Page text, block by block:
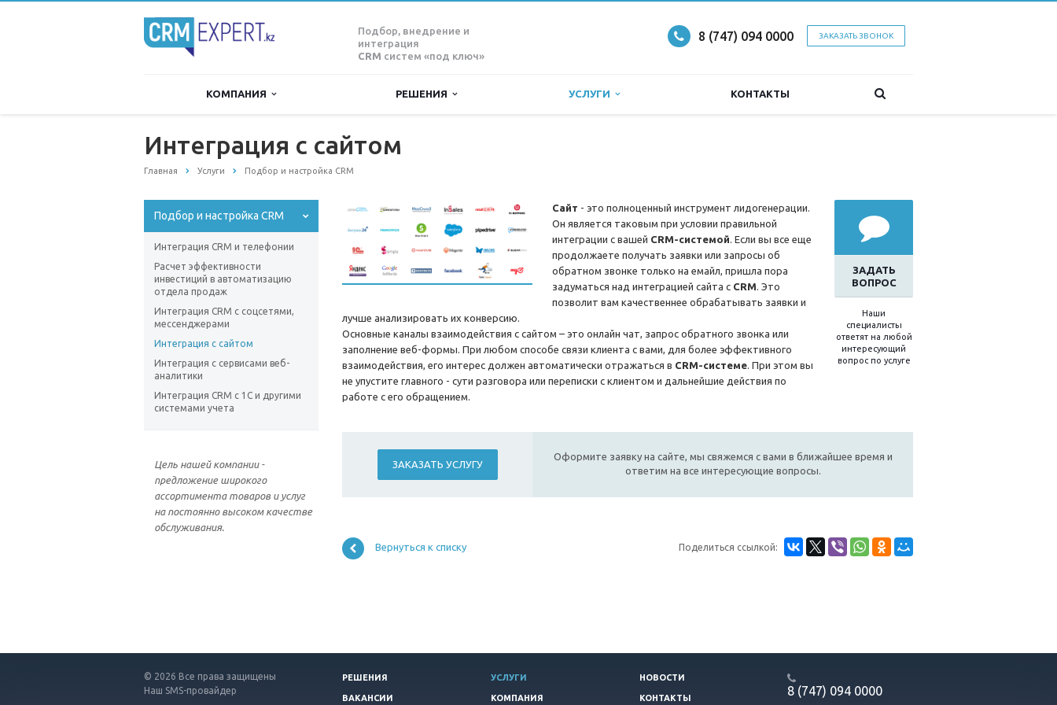
Подбор, внедрение и
интеграция
CRM систем «под ключ»
ЗАКАЗАТЬ ЗВОНОК
8 (747) 094 0000
КОМПАНИЯ РЕШЕНИЯ УСЛУГИ КОНТАКТЫ
Интеграция с сайтом
Главная Услуги Подбор и настройка CRM
Подбор и настройка CRM
Интеграция CRM и телефонии
Расчет эффективности
инвестиций в автоматизацию
отдела продаж
Интеграция CRM с соцсетями,
мессенджерами
Интеграция с сайтом
Интеграция с сервисами веб-
аналитики
Интеграция CRM с 1С и другими
системами учета
Цель нашей компании -
предложение широкого
ассортимента товаров и услуг
на постоянно высоком качестве
обслуживания.
ЗАДАТЬ
ВОПРОС
Наши
специалисты
ответят на любой
интересующий
вопрос по услуге
Сайт - это полноценный инструмент лидогенерации.
Он является таковым при условии правильной
интеграции с вашей CRM-системой. Если вы все еще
продолжаете получать заявки или запросы об
обратном звонке только на емайл, пришла пора
задуматься над интеграцией сайта с CRM. Это
позволит вам качественнее обрабатывать заявки и
лучше анализировать их конверсию.
Основные каналы взаимодействия с сайтом – это онлайн чат, запрос обратного звонка или
заполнение веб-формы. При любом способе связи клиента с вами, для более эффективного
взаимодействия, его интерес должен автоматически отражаться в CRM-системе. При этом вы
не упустите главного - сути разговора или переписки с клиентом и дальнейшие действия по
работе с его обращением.
ЗАКАЗАТЬ УСЛУГУ
Оформите заявку на сайте, мы свяжемся с вами в ближайшее время и
ответим на все интересующие вопросы.
Поделиться ссылкой:
Вернуться к списку
© 2026 Все права защищены
Наш SMS-провайдер
РЕШЕНИЯ УСЛУГИ НОВОСТИ
ВАКАНСИИ КОМПАНИЯ КОНТАКТЫ 8 (747) 094 0000